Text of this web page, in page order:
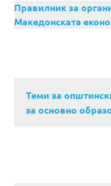
Правилник за
Македонската
Теми за
за основно